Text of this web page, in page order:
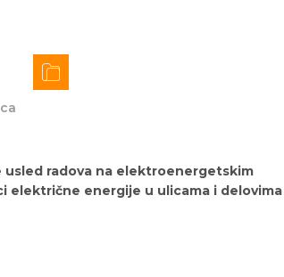
usled radova na elektroenergetskim
električne energije u ulicama i delovima